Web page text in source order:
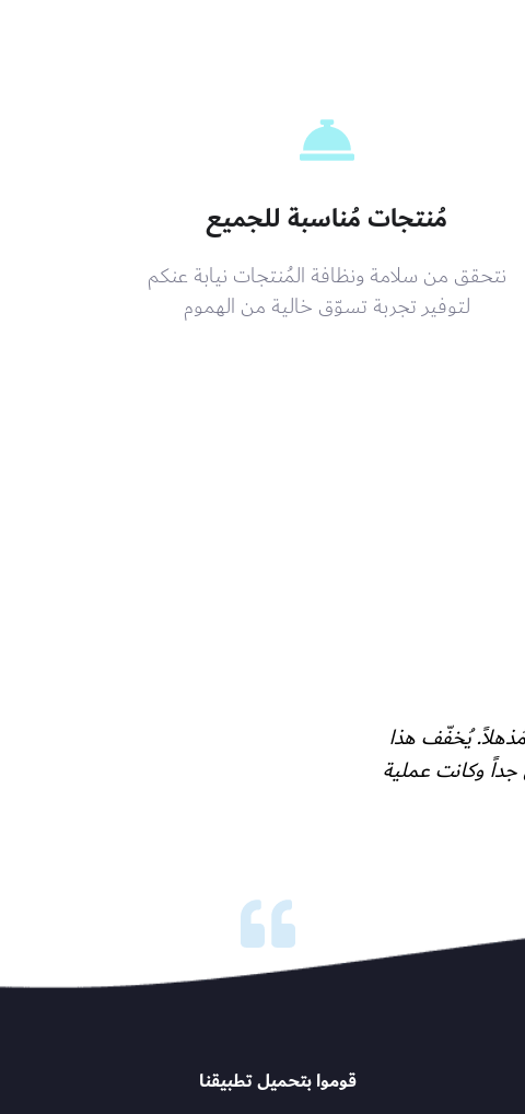
مُنتجات مُناسبة للجميع
نتحقق من سلامة ونظافة المُنتجات نيابة عنكم
لتوفير تجربة تسوّق خالية من الهموم
على شعري مُذهلاً. يُخفّف هذا
وكانت عملية
قوموا بتحميل تطبيقنا